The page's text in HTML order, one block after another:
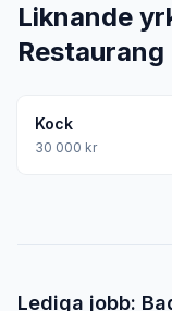
Liknande
Restaurang
Kock
30 000 kr
Lediga jobb: